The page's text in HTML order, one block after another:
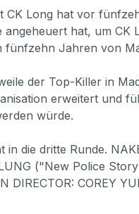
CK Long hat vor
angeheuert hat, um CK
fünfzehn Jahren von
der Top-Killer in
erweitert und
würde.
in die dritte Runde.
("New Police
DIRECTOR: COREY